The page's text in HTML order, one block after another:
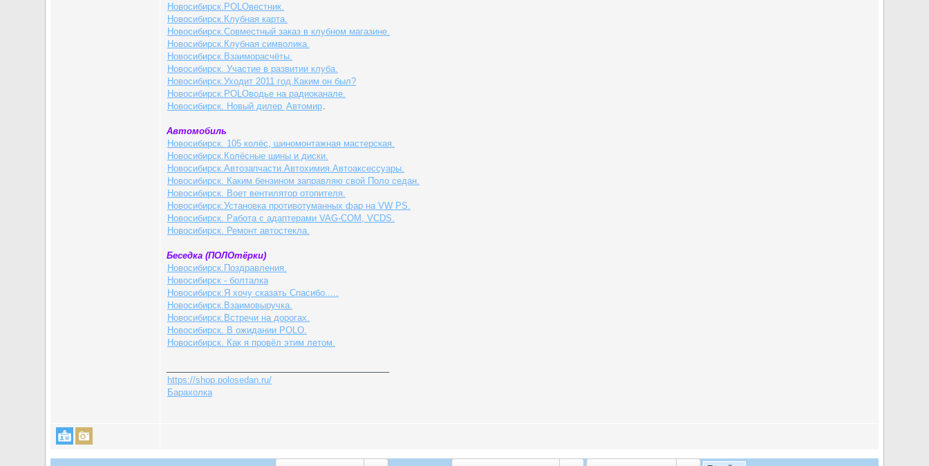
Новосибирск.POLOвестник.
Новосибирск.Клубная карта.
Новосибирск.Совместный заказ в клубном магазине.
Новосибирск.Клубная символика.
Новосибирск.Взаиморасчёты.
Новосибирск. Участие в развитии клуба.
Новосибирск.Уходит 2011 год.Каким он был?
Новосибирск.POLOводье на радиоканале.
Новосибирск. Новый дилер Автомир.
Автомобиль
Новосибирск. 105 колёс, шиномонтажная мастерская.
Новосибирск.Колёсные шины и диски.
Новосибирск.Автозапчасти.Автохимия.Автоаксессуары.
Новосибирск. Каким бензином заправляю свой Поло седан.
Новосибирск. Воет вентилятор отопителя.
Новосибирск.Установка противотуманных фар на VW PS.
Новосибирск. Работа с адаптерами VAG-COM, VCDS.
Новосибирск. Ремонт автостекла.
Беседка (ПОЛОтёрки)
Новосибирск.Поздравления.
Новосибирск - болталка
Новосибирск.Я хочу сказать Спасибо.....
Новосибирск.Взаимовыручка.
Новосибирск.Встречи на дорогах.
Новосибирск. В ожидании POLO.
Новосибирск. Как я провёл этим летом.
https://shop.polosedan.ru/
Барахолка